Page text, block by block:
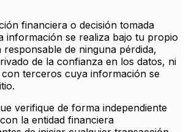
financiera o decisión tomada
información se realiza bajo tu propio
responsable de ninguna pérdida,
de la confianza en los datos, ni
terceros cuya información se
verifique de forma independiente
la entidad financiera